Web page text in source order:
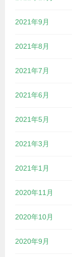
2021年9月
2021年8月
2021年7月
2021年6月
2021年5月
2021年3月
2021年1月
2020年11月
2020年10月
2020年9月